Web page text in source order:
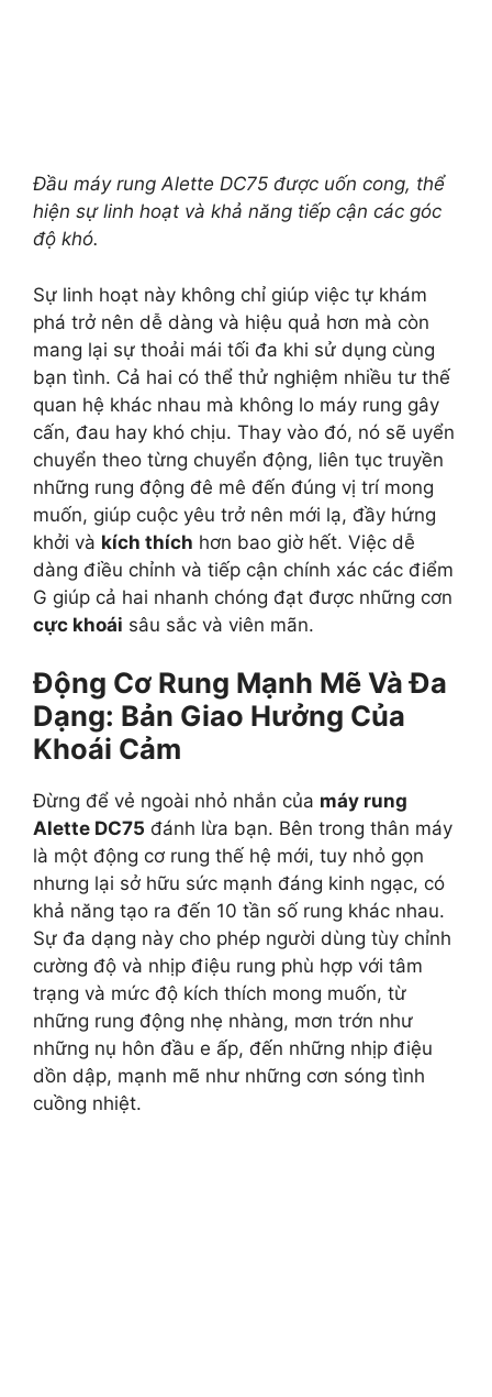
Đầu máy rung Alette DC75 được uốn cong, thể
hiện sự linh hoạt và khả năng tiếp cận các góc
độ khó.
Sự linh hoạt này không chỉ giúp việc tự khám
phá trở nên dễ dàng và hiệu quả hơn mà còn
mang lại sự thoải mái tối đa khi sử dụng cùng
bạn tình. Cả hai có thể thử nghiệm nhiều tư thế
quan hệ khác nhau mà không lo máy rung gây
cấn, đau hay khó chịu. Thay vào đó, nó sẽ uyển
chuyển theo từng chuyển động, liên tục truyền
những rung động đê mê đến đúng vị trí mong
muốn, giúp cuộc yêu trở nên mới lạ, đầy hứng
khởi và kích thích hơn bao giờ hết. Việc dễ
dàng điều chỉnh và tiếp cận chính xác các điểm
G giúp cả hai nhanh chóng đạt được những cơn
cực khoái sâu sắc và viên mãn.
Động Cơ Rung Mạnh Mẽ Và Đa
Dạng: Bản Giao Hưởng Của
Khoái Cảm
Đừng để vẻ ngoài nhỏ nhắn của máy rung
Alette DC75 đánh lừa bạn. Bên trong thân máy
là một động cơ rung thế hệ mới, tuy nhỏ gọn
nhưng lại sở hữu sức mạnh đáng kinh ngạc, có
khả năng tạo ra đến 10 tần số rung khác nhau.
Sự đa dạng này cho phép người dùng tùy chỉnh
cường độ và nhịp điệu rung phù hợp với tâm
trạng và mức độ kích thích mong muốn, từ
những rung động nhẹ nhàng, mơn trớn như
những nụ hôn đầu e ấp, đến những nhịp điệu
dồn dập, mạnh mẽ như những cơn sóng tình
cuồng nhiệt.